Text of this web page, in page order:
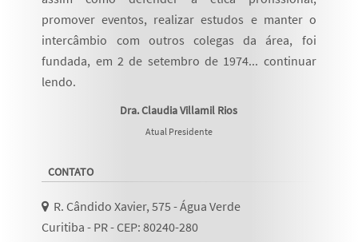
promover eventos, realizar estudos e manter o
intercâmbio com outros colegas da área, foi
fundada, em 2 de setembro de 1974... continuar
lendo.
Dra. Claudia Villamil Rios
Atual Presidente
CONTATO
R. Cândido Xavier, 575 - Água Verde
Curitiba - PR - CEP: 80240-280